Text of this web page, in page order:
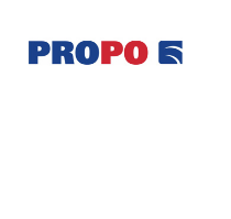
pääsisältöön
alatunnisteeseen